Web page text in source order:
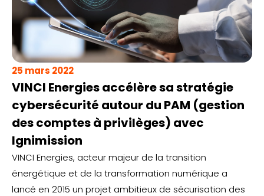
25 mars 2022
VINCI Energies accélère sa stratégie
cybersécurité autour du PAM (gestion
des comptes à privilèges) avec
Ignimission
VINCI Energies, acteur majeur de la transition
énergétique et de la transformation numérique a
lancé en 2015 un projet ambitieux de sécurisation des